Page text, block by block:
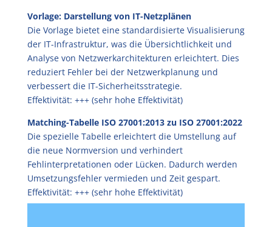
Vorlage: Darstellung von IT-Netzplänen
Die Vorlage bietet eine standardisierte Visualisierung
der IT-Infrastruktur, was die Übersichtlichkeit und
Analyse von Netzwerkarchitekturen erleichtert. Dies
reduziert Fehler bei der Netzwerkplanung und
verbessert die IT-Sicherheitsstrategie.
Effektivität: +++ (sehr hohe Effektivität)
Matching-Tabelle ISO 27001:2013 zu ISO 27001:2022
Die spezielle Tabelle erleichtert die Umstellung auf
die neue Normversion und verhindert
Fehlinterpretationen oder Lücken. Dadurch werden
Umsetzungsfehler vermieden und Zeit gespart.
Effektivität: +++ (sehr hohe Effektivität)